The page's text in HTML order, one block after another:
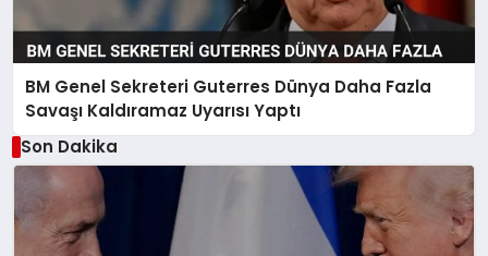
BM Genel Sekreteri Guterres Dünya Daha Fazla
Savaşı Kaldıramaz Uyarısı Yaptı
Son Dakika